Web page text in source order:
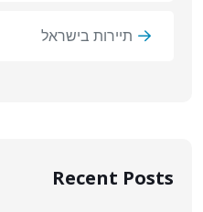
תיירות בישראל
Recent Posts